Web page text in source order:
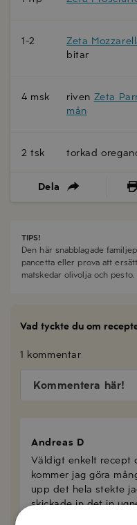
1-2 Zeta
bitar
4 msk riven Zeta
mån
2 tsk torkad
Dela
TIPS!
Den här snabblagade
pancetta eller prova att
matskedar olivolja och pesto.
Vad tyckte du om
1 kommentar
Kommentera här!
Andreas D
Väldigt enkelt recept
kommer jag göra
upp det hela stekte
skickade in det in